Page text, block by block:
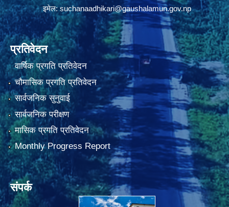
इमेल:suchanaadhikari@gaushalamun.gov.np
प्रतिवेदन
वार्षिक प्रगति प्रतिवेदन
चौमासिक प्रगति प्रतिवेदन
सार्वजनिक सुनुवाई
सार्वजनिक परीक्षण
मासिक प्रगति प्रतिवेदन
Monthly Progress Report
संपर्क